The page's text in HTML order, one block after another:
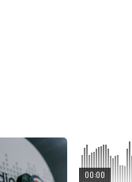
00:00